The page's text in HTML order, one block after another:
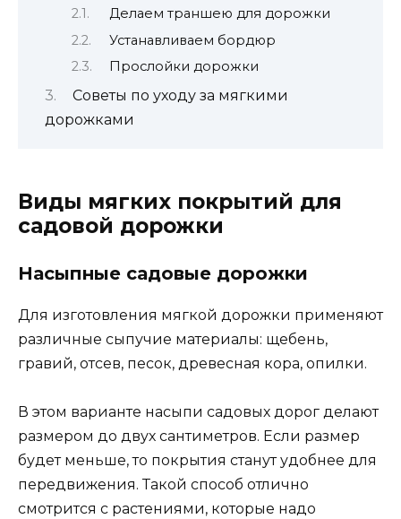
Делаем траншею для дорожки
Устанавливаем бордюр
Прослойки дорожки
Советы по уходу за мягкими
дорожками
Виды мягких покрытий для
садовой дорожки
Насыпные садовые дорожки
Для изготовления мягкой дорожки применяют
различные сыпучие материалы: щебень,
гравий, отсев, песок, древесная кора, опилки.
В этом варианте насыпи садовых дорог делают
размером до двух сантиметров. Если размер
будет меньше, то покрытия станут удобнее для
передвижения. Такой способ отлично
смотрится с растениями, которые надо